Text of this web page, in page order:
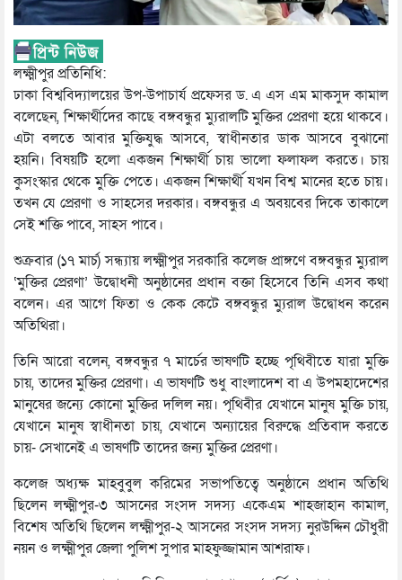
লক্ষ্মীপুর প্রতিনিধি:
ঢাকা বিশ্ববিদ্যালয়ের উপ-উপাচার্য প্রফেসর ড. এ এস এম মাকসুদ কামাল
বলেছেন, শিক্ষার্থীদের কাছে বঙ্গবন্ধুর ম্যুরালটি মুক্তির প্রেরণা হয়ে থাকবে।
এটা বলতে আবার মুক্তিযুদ্ধ আসবে, স্বাধীনতার ডাক আসবে বুঝানো
হয়নি। বিষয়টি হলো একজন শিক্ষার্থী চায় ভালো ফলাফল করতে। চায়
কুসংস্কার থেকে মুক্তি পেতে। একজন শিক্ষার্থী যখন বিশ্ব মানের হতে চায়।
তখন যে প্রেরণা ও সাহসের দরকার। বঙ্গবন্ধুর এ অবয়বের দিকে তাকালে
সেই শক্তি পাবে, সাহস পাবে।
শুক্রবার (১৭ মার্চ) সন্ধ্যায় লক্ষ্মীপুর সরকারি কলেজ প্রাঙ্গণে বঙ্গবন্ধুর ম্যুরাল
‘মুক্তির প্রেরণা’ উদ্বোধনী অনুষ্ঠানের প্রধান বক্তা হিসেবে তিনি এসব কথা
বলেন। এর আগে ফিতা ও কেক কেটে বঙ্গবন্ধুর ম্যুরাল উদ্বোধন করেন
অতিথিরা।
তিনি আরো বলেন, বঙ্গবন্ধুর ৭ মার্চের ভাষণটি হচ্ছে পৃথিবীতে যারা মুক্তি
চায়, তাদের মুক্তির প্রেরণা। এ ভাষণটি শুধু বাংলাদেশ বা এ উপমহাদেশের
মানুষের জন্যে কোনো মুক্তির দলিল নয়। পৃথিবীর যেখানে মানুষ মুক্তি চায়,
যেখানে মানুষ স্বাধীনতা চায়, যেখানে অন্যায়ের বিরুদ্ধে প্রতিবাদ করতে
চায়- সেখানেই এ ভাষণটি তাদের জন্য মুক্তির প্রেরণা।
কলেজ অধ্যক্ষ মাহবুবুল করিমের সভাপতিত্বে অনুষ্ঠানে প্রধান অতিথি
ছিলেন লক্ষ্মীপুর-৩ আসনের সংসদ সদস্য একেএম শাহজাহান কামাল,
বিশেষ অতিথি ছিলেন লক্ষ্মীপুর-২ আসনের সংসদ সদস্য নুরউদ্দিন চৌধুরী
নয়ন ও লক্ষ্মীপুর জেলা পুলিশ সুপার মাহফুজ্জামান আশরাফ।